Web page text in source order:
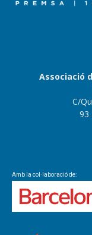
Associació
C/
93
Amb la col·laboració de: